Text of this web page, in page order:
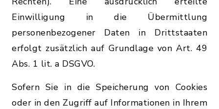
Einwilligung in die Übermittlung
personenbezogener Daten in Drittstaaten
erfolgt zusätzlich auf Grundlage von Art. 49
Abs. 1 lit. a DSGVO.
Sofern Sie in die Speicherung von Cookies
oder in den Zugriff auf Informationen in Ihrem